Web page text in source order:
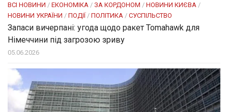
ВСІ НОВИНИ / ЕКОНОМІКА / ЗА КОРДОНОМ / НОВИНИ КИЄВА /
НОВИНИ УКРАЇНИ / ПОДІЇ/ ПОЛІТИКА / СУСПІЛЬСТВО
Запаси вичерпані: угода щодо ракет Tomahawk для
Німеччини під загрозою зриву
05.06.2026